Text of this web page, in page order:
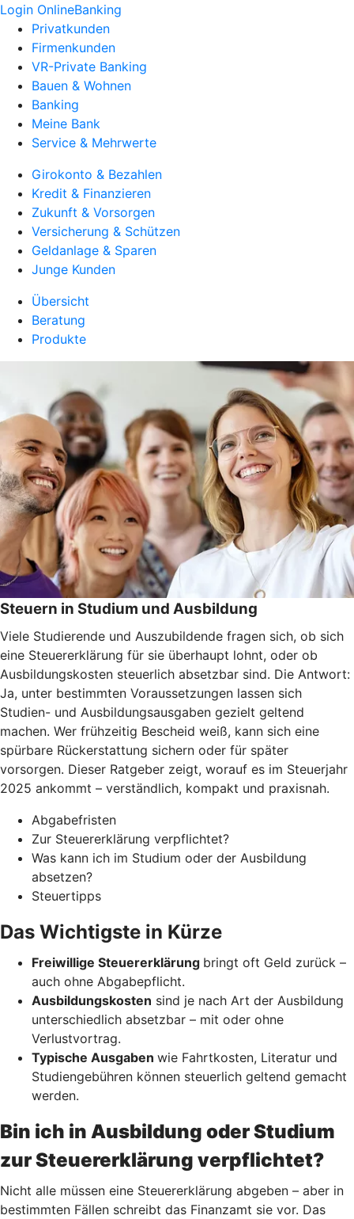
Login OnlineBanking
Privatkunden
Firmenkunden
VR-Private Banking
Bauen & Wohnen
Banking
Meine Bank
Service & Mehrwerte
Girokonto & Bezahlen
Kredit & Finanzieren
Zukunft & Vorsorgen
Versicherung & Schützen
Geldanlage & Sparen
Junge Kunden
Übersicht
Beratung
Produkte
Steuern in Studium und Ausbildung
Viele Studierende und Auszubildende fragen sich, ob sich
eine Steuererklärung für sie überhaupt lohnt, oder ob
Ausbildungskosten steuerlich absetzbar sind. Die Antwort:
Ja, unter bestimmten Voraussetzungen lassen sich
Studien- und Ausbildungsausgaben gezielt geltend
machen. Wer frühzeitig Bescheid weiß, kann sich eine
spürbare Rückerstattung sichern oder für später
vorsorgen. Dieser Ratgeber zeigt, worauf es im Steuerjahr
2025 ankommt – verständlich, kompakt und praxisnah.
Abgabefristen
Zur Steuererklärung verpflichtet?
Was kann ich im Studium oder der Ausbildung
absetzen?
Steuertipps
Das Wichtigste in Kürze
Freiwillige Steuererklärung bringt oft Geld zurück –
auch ohne Abgabepflicht.
Ausbildungskosten sind je nach Art der Ausbildung
unterschiedlich absetzbar – mit oder ohne
Verlustvortrag.
Typische Ausgaben wie Fahrtkosten, Literatur und
Studiengebühren können steuerlich geltend gemacht
werden.
Bin ich in Ausbildung oder Studium
zur Steuererklärung verpflichtet?
Nicht alle müssen eine Steuererklärung abgeben – aber in
bestimmten Fällen schreibt das Finanzamt sie vor. Das